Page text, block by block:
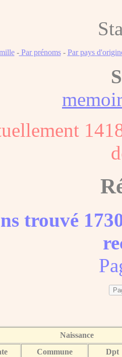
-Par prénoms- Par pays
trouvé
Naissance
Commune Dpt